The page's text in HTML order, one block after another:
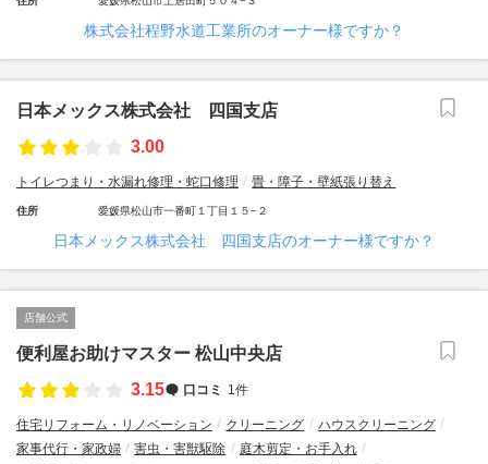
株式会社程野水道工業所のオーナー様ですか？
日本メックス株式会社 四国支店
3.00
トイレつまり・水漏れ修理・蛇口修理 畳・障子・壁紙張り替え
住所 愛媛県松山市一番町１丁目１５−２
日本メックス株式会社 四国支店のオーナー様ですか？
店舗公式
便利屋お助けマスター 松山中央店
3.15
口コミ 1件
住宅リフォーム・リノベーション クリーニング
ハウスクリーニング
家事代行・家政婦
害虫・害獣駆除
庭木剪定・お手入れ